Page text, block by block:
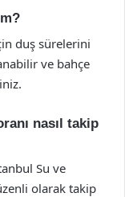
duş sürelerini
ve bahçe
nasıl takip
Su ve
olarak takip